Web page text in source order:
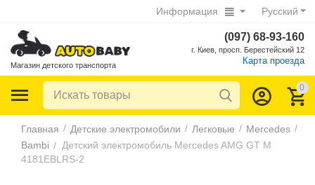
Русский
Информация
Магазин детского транспорта
(097) 68-93-160
г. Киев, просп. Берестейский 12
Карта проезда
0
Главная / Детские электромобили / Легковые / Mercedes /
Bambi / Детский электромобиль Mercedes AMG GT M
4181EBLRS-2